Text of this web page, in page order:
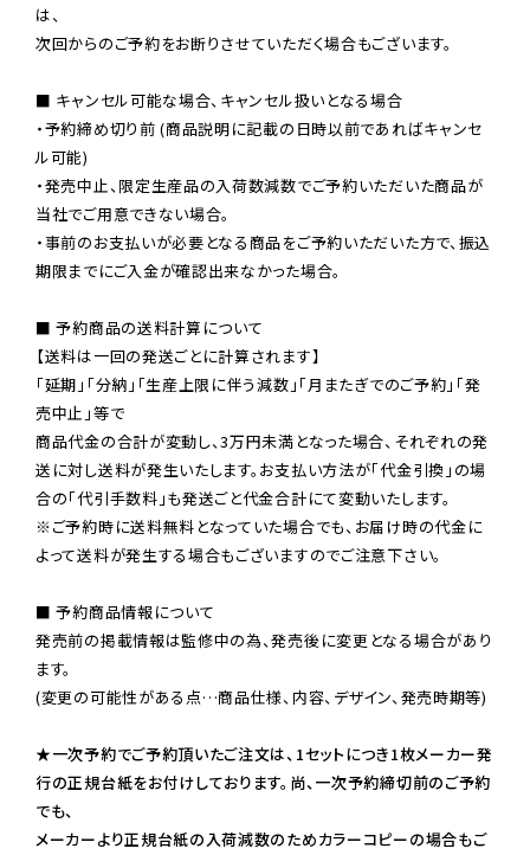
は、
次回からのご予約をお断りさせていただく場合もございます。
■ キャンセル可能な場合、キャンセル扱いとなる場合
・予約締め切り前 (商品説明に記載の日時以前であればキャンセ
ル可能)
・発売中止、限定生産品の入荷数減数でご予約いただいた商品が
当社でご用意できない場合。
・事前のお支払いが必要となる商品をご予約いただいた方で、振込
期限までにご入金が確認出来なかった場合。
■ 予約商品の送料計算について
【送料は一回の発送ごとに計算されます】
「延期」「分納」「生産上限に伴う減数」「月またぎでのご予約」「発
売中止」等で
商品代金の合計が変動し、3万円未満となった場合、それぞれの発
送に対し送料が発生いたします。お支払い方法が「代金引換」の場
※ご予約時に送料無料となっていた場合でも、お届け時の代金に
よって送料が発生する場合もございますのでご注意下さい。
■ 予約商品情報について
発売前の掲載情報は監修中の為、発売後に変更となる場合があり
ます。
(変更の可能性がある点…商品仕様、内容、デザイン、発売時期等)
★一次予約でご予約頂いたご注文は、1セットにつき1枚メーカー発
行の正規台紙をお付けしております。尚、一次予約締切前のご予約
でも、
メーカーより正規台紙の入荷減数のためカラーコピーの場合もご